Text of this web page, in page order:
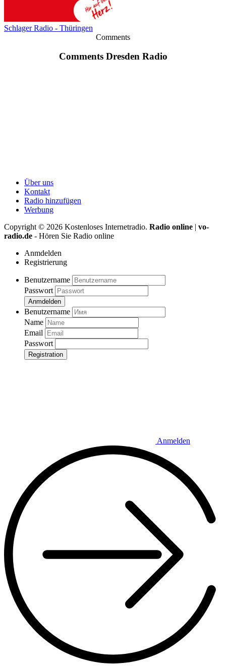
Schlager Radio - Thüringen
Comments
Comments Dresden Radio
Über uns
Kontakt
Radio hinzufügen
Werbung
Copyright © 2026 Kostenloses Internetradio. Radio online | vo-
radio.de - Hören Sie Radio online
Anmdelden
Registrierung
Benutzername
Passwort
Anmdelden
Benutzername
Name
Email
Passwort
Registration
Anmelden